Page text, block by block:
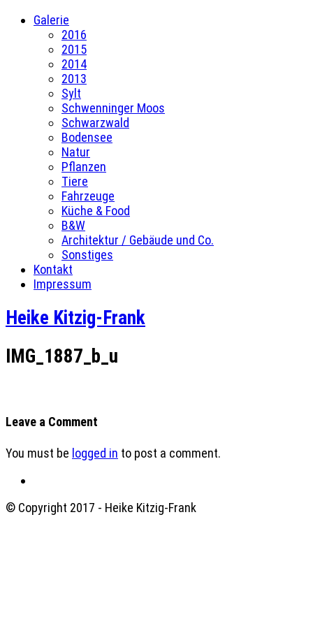
Galerie
2016
2015
2014
2013
Sylt
Schwenninger Moos
Schwarzwald
Bodensee
Natur
Pflanzen
Tiere
Fahrzeuge
Küche & Food
B&W
Architektur / Gebäude und Co.
Sonstiges
Kontakt
Impressum
Heike Kitzig-Frank
IMG_1887_b_u
Leave a Comment
You must be logged in to post a comment.
© Copyright 2017 - Heike Kitzig-Frank